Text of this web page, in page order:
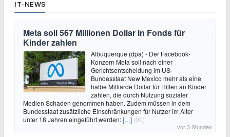
IT-NEWS
Meta soll 567 Millionen Dollar in Fonds für
Kinder zahlen
Albuquerque (dpa) - Der Facebook-
Konzern Meta soll nach einer
Gerichtsentscheidung im US-
Bundesstaat New Mexico mehr als eine
halbe Milliarde Dollar für Hilfen an Kinder
zahlen, die durch Nutzung sozialer
Medien Schaden genommen haben. Zudem müssen in dem
Bundesstaat zusätzliche Einschränkungen für Nutzer im Alter
unter 18 Jahren eingeführt werden:[…] (00)
vor 3 Stunden